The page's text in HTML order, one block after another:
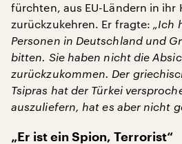
fürchten, aus EU-Ländern in ihr
zurückzukehren. Er fragte: „Ich
Personen in Deutschland und
bitten. Sie haben nicht die
zurückzukommen. Der
Tsipras hat der Türkei
auszuliefern, hat es aber nicht
„Er ist ein Spion, Terrorist“